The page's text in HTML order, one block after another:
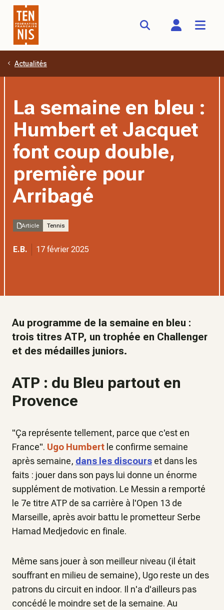
Aller au contenu principal
Actualités
La semaine en bleu :
Humbert et Jacquet
font coup double,
première pour
Arribagé
Article Tennis
E.B. 17 février 2025
Au programme de la semaine en bleu :
trois titres ATP, un trophée en Challenger
et des médailles juniors.
ATP : du Bleu partout en
Provence
"Ça représente tellement, parce que c'est en
France". Ugo Humbert le confirme semaine
après semaine, dans les discours et dans les
faits : jouer dans son pays lui donne un énorme
supplément de motivation. Le Messin a remporté
le 7e titre ATP de sa carrière à l'Open 13 de
Marseille, après avoir battu le prometteur Serbe
Hamad Medjedovic en finale.
Même sans jouer à son meilleur niveau (il était
souffrant en milieu de semaine), Ugo reste un des
patrons du circuit en indoor. Il n'a d'ailleurs pas
concédé le moindre set de la semaine. Au